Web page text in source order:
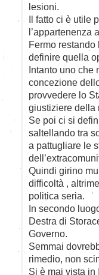
lesioni.
Il fatto ci è utile
l’appartenenza
Fermo
definire quella
Intanto uno che
concezione
provvedere lo
giustiziere della
Se poi ci si
saltellando tra
a pattugliare le
Quindi girino
difficoltà ,
politica seria.
In secondo
Destra di
Governo.
Semmai
rimedio, non
Si è mai vista in